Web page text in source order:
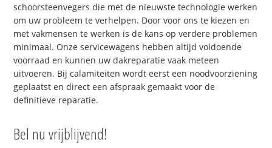
schoorsteenvegers die met de nieuwste technologie werken
om uw probleem te verhelpen. Door voor ons te kiezen en
met vakmensen te werken is de kans op verdere problemen
minimaal. Onze servicewagens hebben altijd voldoende
voorraad en kunnen uw dakreparatie vaak meteen
uitvoeren. Bij calamiteiten wordt eerst een noodvoorziening
geplaatst en direct een afspraak gemaakt voor de
definitieve reparatie.
Bel nu vrijblijvend!